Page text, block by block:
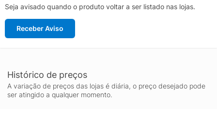
Seja avisado quando o produto voltar a ser listado nas lojas.
Receber Aviso
Histórico de preços
A variação de preços das lojas é diária, o preço desejado pode
ser atingido a qualquer momento.